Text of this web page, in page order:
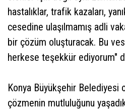
hastalıklar, trafik kazaları,
cesedine ulaşılmamış adli
bir çözüm oluşturacak. Bu
herkese teşekkür ediyorum"
Konya Büyükşehir Belediyesi
çözmenin mutluluğunu